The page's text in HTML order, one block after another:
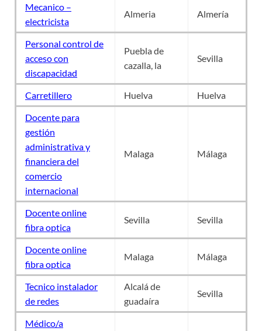
Mecanico –
electricista
Almeria Almería
Personal control de
acceso con
discapacidad
Puebla de
cazalla, la
Sevilla
Carretillero Huelva
Huelva
Docente para
gestión
administrativa y
financiera del
comercio
internacional
Malaga Málaga
Docente online
fibra optica
Sevilla Sevilla
Docente online
fibra optica
Malaga Málaga
Tecnico instalador
de redes
Alcalá de
guadaíra
Sevilla
Médico/a